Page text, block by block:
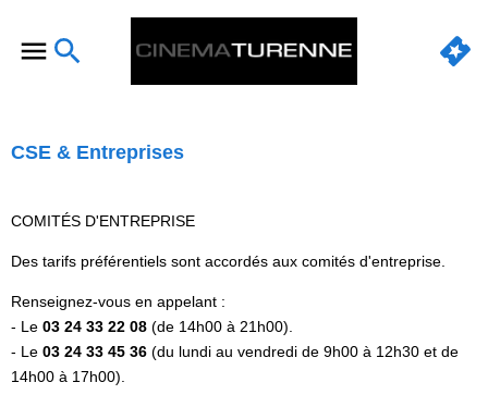
CSE & Entreprises
COMITÉS D'ENTREPRISE
Des tarifs préférentiels sont accordés aux comités d'entreprise.
Renseignez-vous en appelant :
- Le 03 24 33 22 08 (de 14h00 à 21h00).
- Le 03 24 33 45 36 (du lundi au vendredi de 9h00 à 12h30 et de
14h00 à 17h00).